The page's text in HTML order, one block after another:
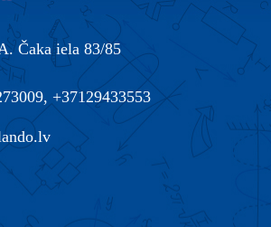
Čaka iela 83/85
+37129433553